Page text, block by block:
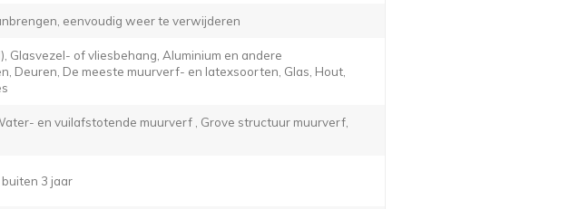
eenvoudig weer te verwijderen
Glasvezel- of vliesbehang, Aluminium en andere
Deuren, De meeste muurverf- en latexsoorten, Glas, Hout,
en vuilafstotende muurverf , Grove structuur muurverf,
3 jaar